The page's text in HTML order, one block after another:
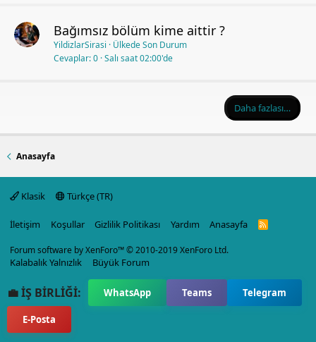
Bağımsız bölüm kime aittir ?
YildizlarSirasi
Ülkede Son Durum
Cevaplar 0 Salı saat 02:00'de
Daha fazlası…
Anasayfa
Klasik Türkçe (TR)
İletişim Koşullar Gizlilik Politikası Yardım Anasayfa
R
Forum software by XenForo™© 2010-2019 XenForo Ltd.
Kalabalık Yalnızlık Büyük Forum
💼 İŞ BİRLİĞİ: WhatsApp Teams Telegram
E-Posta